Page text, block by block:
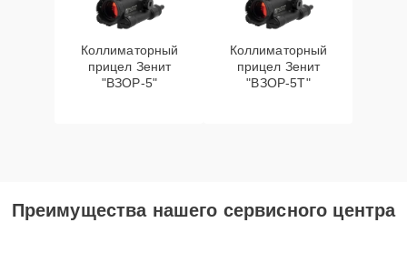
Коллиматорный
прицел Зенит
"ВЗОР-5"
Коллиматорный
прицел Зенит
"ВЗОР-5Т"
Преимущества нашего сервисного центра